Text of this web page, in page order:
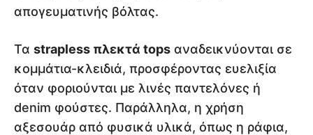
απογευματινής βόλτας.
Τα strapless πλεκτά tops αναδεικνύονται σε
κομμάτια-κλειδιά, προσφέροντας ευελιξία
όταν φοριούνται με λινές παντελόνες ή
denim φούστες. Παράλληλα, η χρήση
αξεσουάρ από φυσικά υλικά, όπως η ράφια,